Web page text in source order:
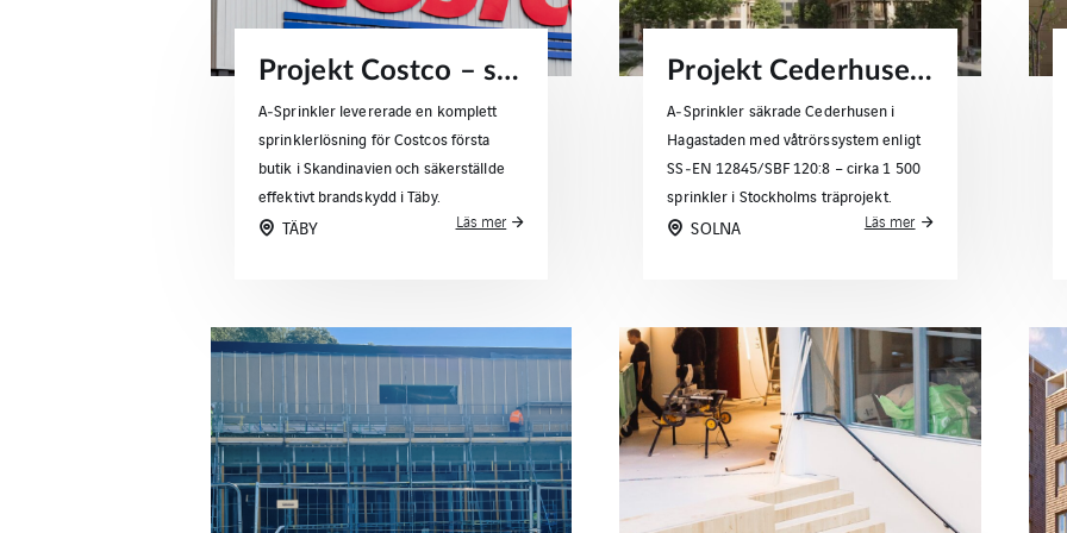
Projekt Costco – sprinklerlösningar för handelsbyggnader
A‑Sprinkler levererade en komplett
sprinklerlösning för Costcos första
butik i Skandinavien och säkerställde
effektivt brandskydd i Täby.
TÄBY Läs mer
Projekt Cederhusen – flerbostadshus i massivträ
A‑Sprinkler säkrade Cederhusen i
Hagastaden med våtrörssystem enligt
SS‑EN 12845/SBF 120:8 – cirka 1 500
sprinkler i Stockholms träprojekt.
SOLNA Läs mer